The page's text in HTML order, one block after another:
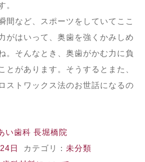
。
間など、スポーツをしていてここ
がはいって、奥歯を強くかみしめ
。そんなとき、奥歯がかむ力に負
とがあります。そうするとまた、
ストワックス法のお世話になるの
い歯科 長堀橋院
日 カテゴリ： 未分類